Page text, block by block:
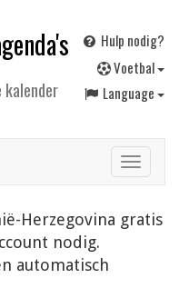
Hulp nodig?
Voetbal
Language
Toggle
Herzegovina gratis
nodig.
automatisch